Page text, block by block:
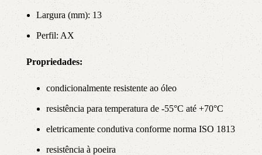
Largura (mm): 13
Perfil: AX
Propriedades:
condicionalmente resistente ao óleo
resistência para temperatura de -55°C até +70°C
eletricamente condutiva conforme norma ISO 1813
resistência à poeira